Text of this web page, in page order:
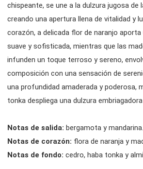
chispeante, se une a la dulzura jugosa de
creando una apertura llena de vitalidad y
corazón, a delicada flor de naranjo
suave y sofisticada, mientras que las
infunden un toque terroso y sereno,
composición con una sensación de
una profundidad amaderada y poderosa,
tonka despliega una dulzura
Notas de salida: bergamota y mandarina.
Notas de corazón: flora de naranja y
Notas de fondo: cedro, haba tonka y